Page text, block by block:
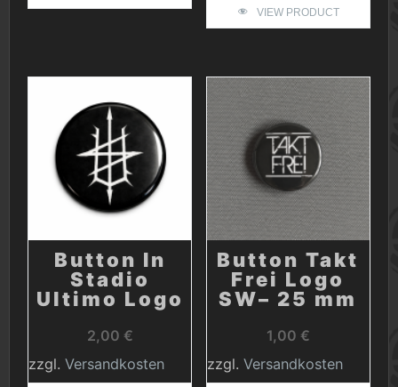
VIEW PRODUCT
Button In
Stadio
Ultimo Logo
2,00 €
zzgl. Versandkosten
Button Takt
Frei Logo
SW– 25 mm
1,00 €
zzgl. Versandkosten